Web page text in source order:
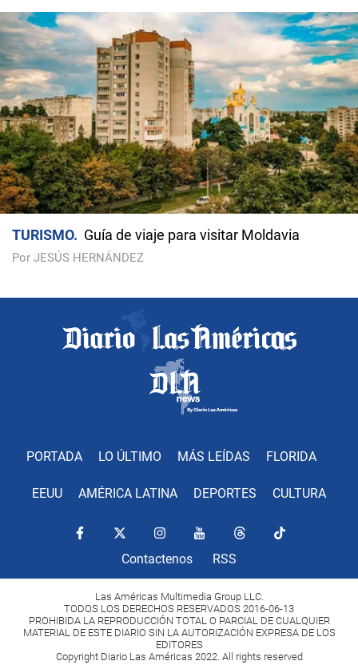
TURISMO Guía de viaje para visitar Moldavia
Por JESÚS HERNÁNDEZ
PORTADA LO ÚLTIMO MÁS LEÍDAS FLORIDA
EEUU AMÉRICA LATINA DEPORTES CULTURA
Contactenos RSS
Las Américas Multimedia Group LLC.
TODOS LOS DERECHOS RESERVADOS 2016-06-13
PROHIBIDA LA REPRODUCCIÓN TOTAL O PARCIAL DE CUALQUIER
MATERIAL DE ESTE DIARIO SIN LA AUTORIZACIÓN EXPRESA DE LOS
EDITORES
Copyright Diario Las Américas 2022. All rights reserved